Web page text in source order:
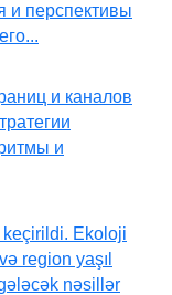
перспективы
и каналов
и
keçirildi. Ekoloji
region yaşıl
nəsillər